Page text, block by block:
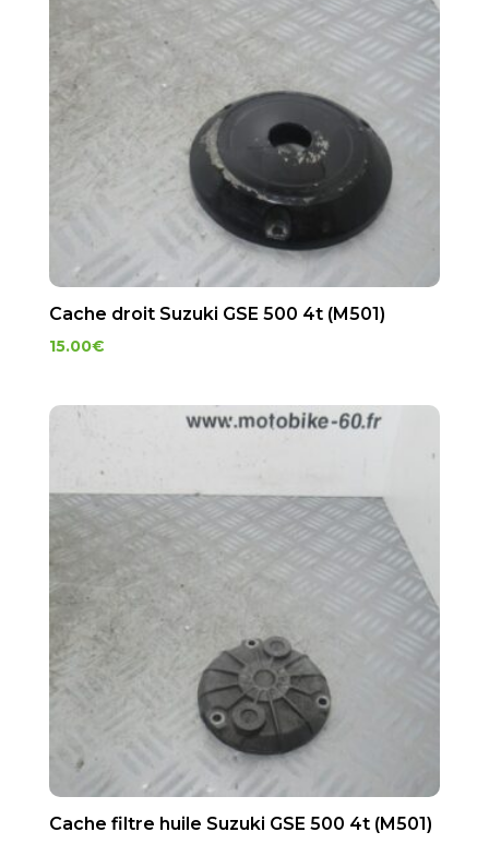
Cache droit Suzuki GSE 500 4t (M501)
15.00€
Cache filtre huile Suzuki GSE 500 4t (M501)